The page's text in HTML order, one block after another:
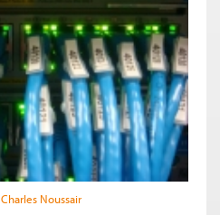
Charles Noussair